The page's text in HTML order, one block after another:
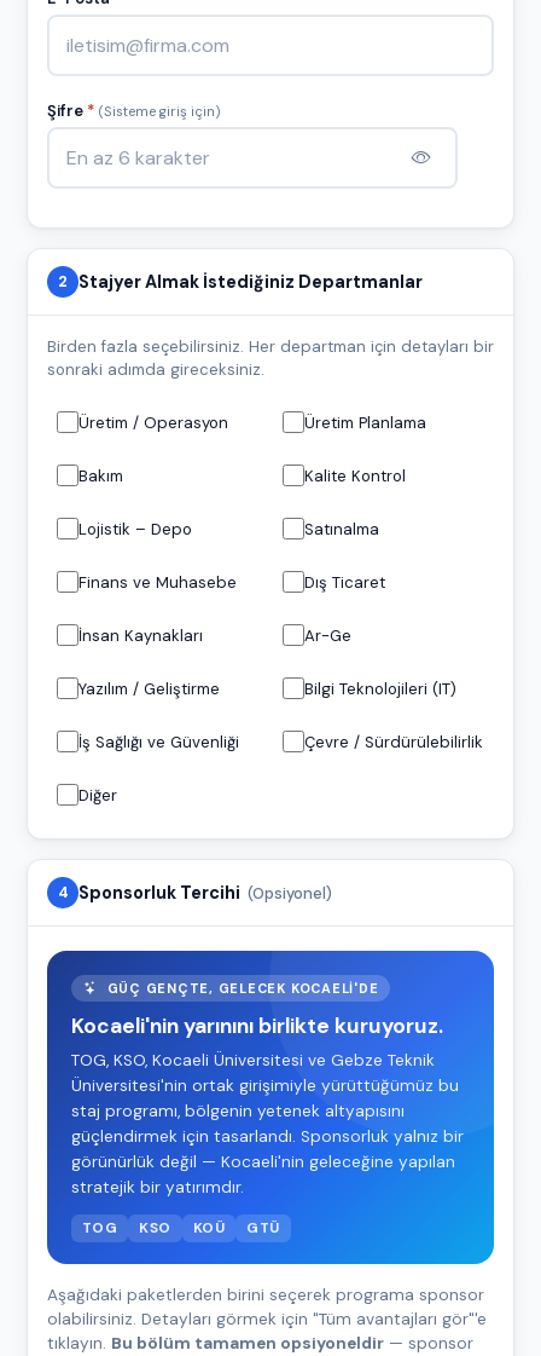
Şifre * (Sisteme giriş için)
2 Stajyer Almak İstediğiniz Departmanlar
Birden fazla seçebilirsiniz. Her departman için detayları bir
sonraki adımda gireceksiniz.
Üretim / Operasyon Üretim Planlama
Bakım Kalite Kontrol
Lojistik – Depo Satınalma
Finans ve Muhasebe Dış Ticaret
İnsan Kaynakları Ar-Ge
Yazılım / Geliştirme Bilgi Teknolojileri (IT)
İş Sağlığı ve Güvenliği Çevre / Sürdürülebilirlik
Diğer
4 Sponsorluk Tercihi (Opsiyonel)
GÜÇ GENÇTE, GELECEK KOCAELI'DE
Kocaeli'nin yarınını birlikte kuruyoruz.
TOG, KSO, Kocaeli Üniversitesi ve Gebze Teknik
Üniversitesi'nin ortak girişimiyle yürüttüğümüz bu
staj programı, bölgenin yetenek altyapısını
güçlendirmek için tasarlandı. Sponsorluk yalnız bir
görünürlük değil — Kocaeli'nin geleceğine yapılan
stratejik bir yatırımdır.
TOG KSO KOÜ GTÜ
Aşağıdaki paketlerden birini seçerek programa sponsor
olabilirsiniz. Detayları görmek için "Tüm avantajları gör"'e
tıklayın. Bu bölüm tamamen opsiyoneldir — sponsor